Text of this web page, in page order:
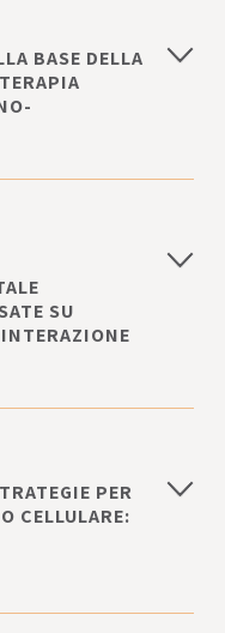
BASE DELLA
SU
PER
CELLULARE: